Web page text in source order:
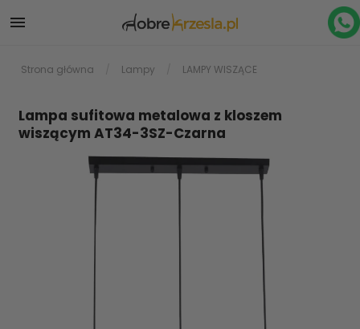

Strona główna Lampy LAMPY WISZĄCE
Lampa sufitowa metalowa z kloszem
wiszącym AT34-3SZ-Czarna